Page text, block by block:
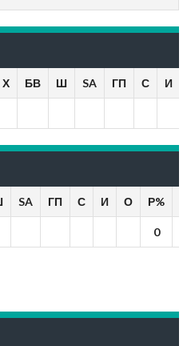
Х БВ Ш SA ГП С И
SA ГП С И О Р%
0